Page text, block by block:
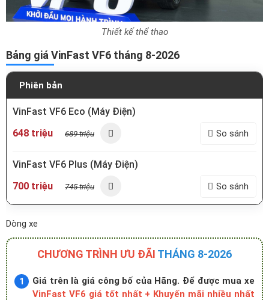
Thiết kế thể thao
Bảng giá VinFast VF6 tháng 8-2026
Phiên bản
VinFast VF6 Eco (Máy Điện)
648 triệu
689 triệu So sánh
VinFast VF6 Plus (Máy Điện)
700 triệu
745 triệu So sánh
Dòng xe
CHƯƠNG TRÌNH ƯU ĐÃI THÁNG 8-2026
Giá trên là giá công bố của Hãng. Để được mua xe
VinFast VF6 giá tốt nhất + Khuyến mãi nhiều nhất